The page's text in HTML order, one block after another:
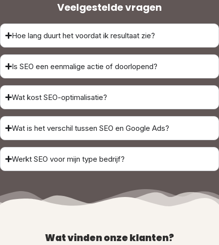
Veelgestelde vragen
Hoe lang duurt het voordat ik resultaat zie?
Is SEO een eenmalige actie of doorlopend?
Wat kost SEO-optimalisatie?
Wat is het verschil tussen SEO en Google Ads?
Werkt SEO voor mijn type bedrijf?
Wat vinden onze klanten?